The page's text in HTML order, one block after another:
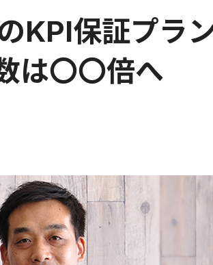
株式情報
RECRUIT
PRIVACY
KPI保証プラ
は〇〇倍へ